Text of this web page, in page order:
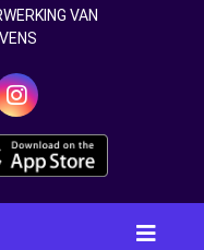
VAN